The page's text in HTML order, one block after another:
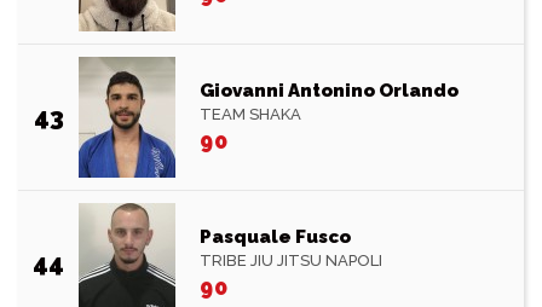
43
Giovanni Antonino Orlando
TEAM SHAKA
90
44
Pasquale Fusco
TRIBE JIU JITSU NAPOLI
90